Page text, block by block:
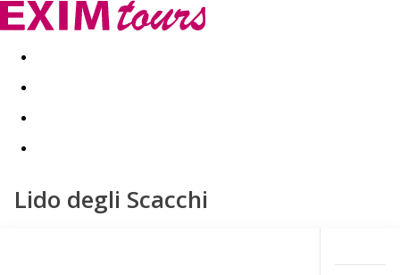
Akční nabídky Last minute
Lido degli Scacchi